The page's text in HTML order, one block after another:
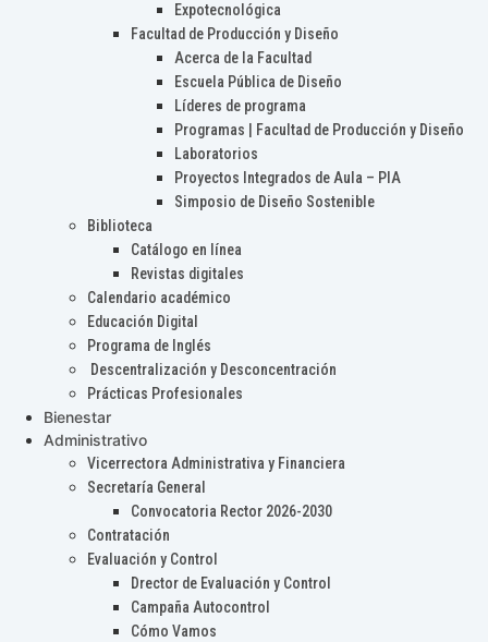
Expotecnológica
Facultad de Producción y Diseño
Acerca de la Facultad
Escuela Pública de Diseño
Líderes de programa
Programas | Facultad de Producción y Diseño
Laboratorios
Proyectos Integrados de Aula – PIA
Simposio de Diseño Sostenible
Biblioteca
Catálogo en línea
Revistas digitales
Calendario académico
Educación Digital
Programa de Inglés
Descentralización y Desconcentración
Prácticas Profesionales
Bienestar
Administrativo
Vicerrectora Administrativa y Financiera
Secretaría General
Convocatoria Rector 2026-2030
Contratación
Evaluación y Control
Drector de Evaluación y Control
Campaña Autocontrol
Cómo Vamos